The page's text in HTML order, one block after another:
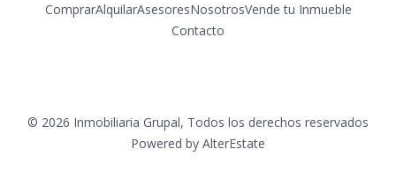
ComprarAlquilarAsesoresNosotrosVende tu Inmueble
Contacto
© 2026 Inmobiliaria Grupal, Todos los derechos reservados
Powered by AlterEstate